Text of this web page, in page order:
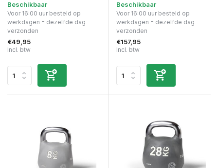
Beschikbaar
Voor 16:00 uur besteld op
werkdagen = dezelfde dag
verzonden
€49,95
Incl. btw
Beschikbaar
Voor 16:00 uur besteld op
werkdagen = dezelfde dag
verzonden
€157,95
Incl. btw